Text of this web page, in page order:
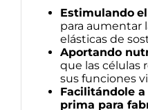
Estimulando
para aumentar
elásticas de
Aportando
que las células
sus funciones
Facilitándole
prima para